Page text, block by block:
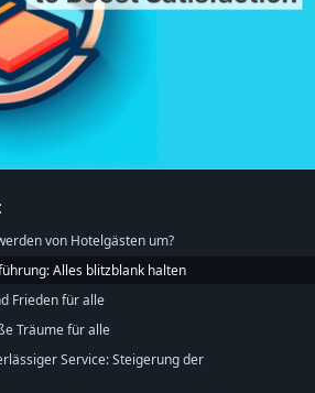
von Hotelgästen um?
Alles blitzblank halten
Frieden für alle
Träume für alle
Service: Steigerung der